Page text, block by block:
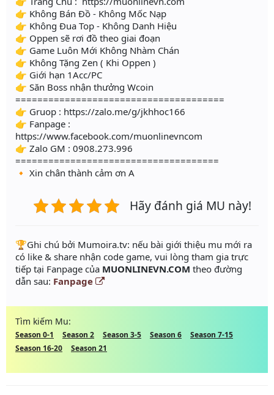
👉 Không Bán Đồ - Không Mốc Nạp
👉 Không Đua Top - Không Danh Hiệu
👉 Oppen sẽ rơi đồ theo giai đoạn
👉 Game Luôn Mới Không Nhàm Chán
👉 Không Tặng Zen ( Khi Oppen )
👉 Giới hạn 1Acc/PC
👉 Săn Boss nhận thưởng Wcoin
======================================
👉 Gruop : https://zalo.me/g/jkhhoc166
👉 Fanpage :
https://www.facebook.com/muonlinevncom
👉 Zalo GM : 0908.273.996
=====================================
🔸 Xin chân thành cảm ơn A
Hãy đánh giá MU này!
️🏆Ghi chú bởi Mumoira.tv: nếu bài giới thiệu mu mới ra
có like & share nhận code game, vui lòng tham gia trực
tiếp tại Fanpage của MUONLINEVN.COM theo đường
dẫn sau: Fanpage
Tìm kiếm Mu:
Season 0-1 Season 2 Season 3-5 Season 6
Season 7-15
Season 16-20
Season 21